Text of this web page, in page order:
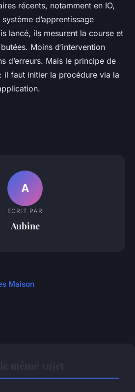
récents, notamment en IO,
d’apprentissage
lancé, ils mesurent la course et
Moins d’intervention
d’erreurs. Mais le principe de
il faut initier la procédure via la
A
ECRIT PAR
Aubine
Maison